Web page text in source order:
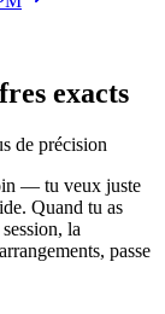
exacts
de précision
— tu veux juste
Quand tu as
la
passe